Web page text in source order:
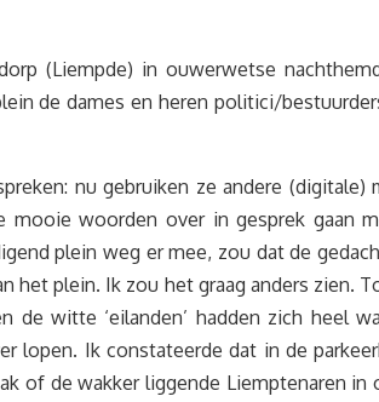
(Liempde) in ouwerwetse
de dames en heren politici/
nu gebruiken ze andere
woorden over in gesprek gaan
plein weg er mee, zou dat de
plein. Ik zou het graag anders zien.
witte ‘eilanden’ hadden zich heel
Ik constateerde dat in de
of de wakker liggende Liemptenaren